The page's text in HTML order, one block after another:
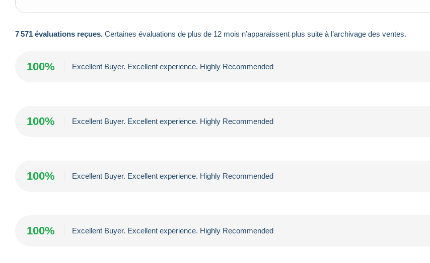
7 571 évaluations reçues. Certaines évaluations de plus de 12 mois n’apparaissent plus suite à l’archivage des ventes.
100% Excellent Buyer. Excellent experience. Highly Recommended
100% Excellent Buyer. Excellent experience. Highly Recommended
100% Excellent Buyer. Excellent experience. Highly Recommended
100% Excellent Buyer. Excellent experience. Highly Recommended